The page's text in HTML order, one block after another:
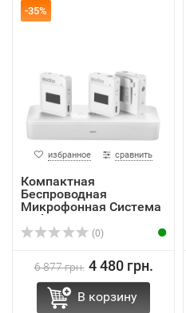
-35%
избранное сравнить
Компактная
Беспроводная
Микрофонная Система
Godox MoveLin...
(0)
6 877 грн. 4 480 грн.
В корзину